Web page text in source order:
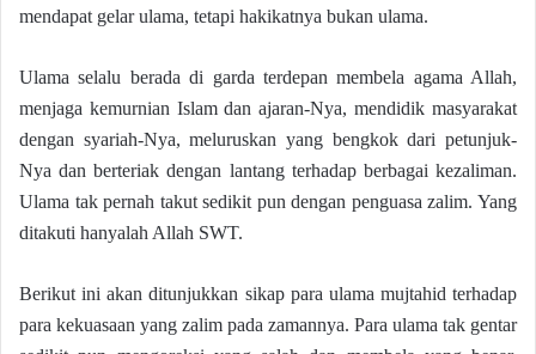
mendapat gelar ulama, tetapi hakikatnya bukan ulama.
Ulama selalu berada di garda terdepan membela agama Allah,
menjaga kemurnian Islam dan ajaran-Nya, mendidik masyarakat
dengan syariah-Nya, meluruskan yang bengkok dari petunjuk-
Nya dan berteriak dengan lantang terhadap berbagai kezaliman.
Ulama tak pernah takut sedikit pun dengan penguasa zalim. Yang
ditakuti hanyalah Allah SWT.
Berikut ini akan ditunjukkan sikap para ulama mujtahid terhadap
para kekuasaan yang zalim pada zamannya. Para ulama tak gentar